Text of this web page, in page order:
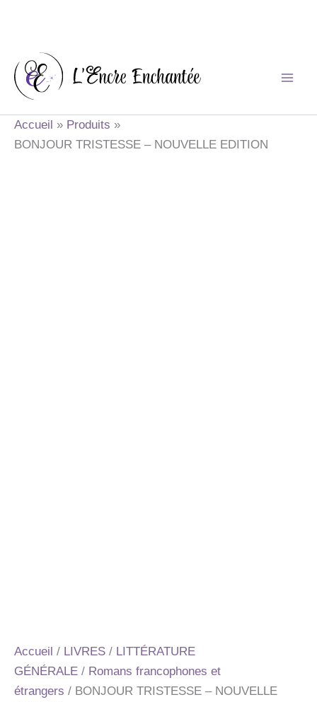
contenu
Accueil
Produits
BONJOUR TRISTESSE – NOUVELLE EDITION
Accueil / LIVRES / LITTÉRATURE
GÉNÉRALE / Romans francophones et
étrangers / BONJOUR TRISTESSE – NOUVELLE